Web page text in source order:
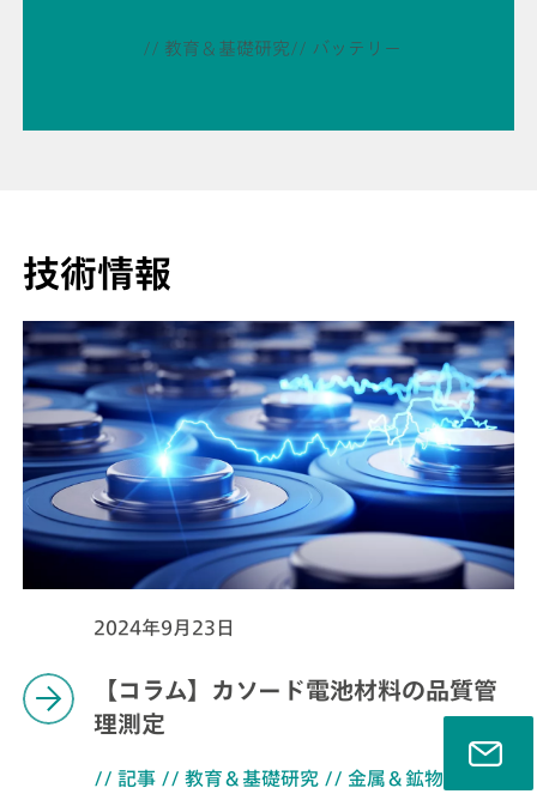
// 教育＆基礎研究 // バッテリー
技術情報
2024年9月23日
【コラム】カソード電池材料の品質管
理測定
// 記事// 教育＆基礎研究// 金属＆鉱物